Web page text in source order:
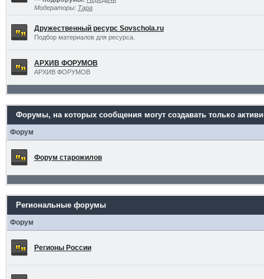
Модераторы: Тара
Дружественный ресурс Sovschola.ru
Подбор материалов для ресурса.
АРХИВ ФОРУМОВ
АРХИВ ФОРУМОВ
Форумы, на которых сообщения могут создавать только
Форум
Форум старожилов
Региональные форумы
Форум
Регионы России